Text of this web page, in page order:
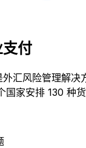
付
汇风险管理解决
家安排 130 种货